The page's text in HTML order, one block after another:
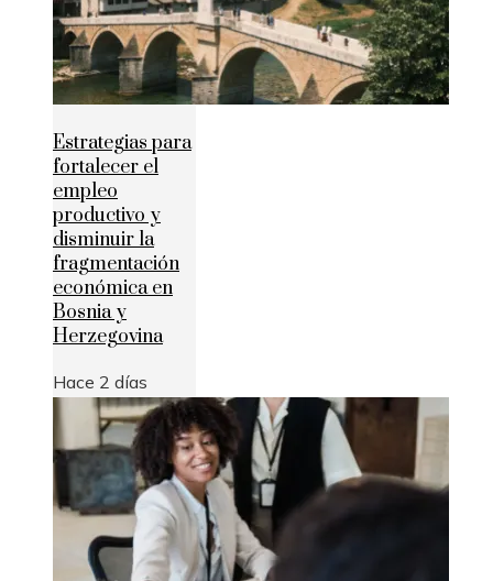
Estrategias para
fortalecer el
empleo
productivo y
disminuir la
fragmentación
económica en
Bosnia y
Herzegovina
Hace 2 días